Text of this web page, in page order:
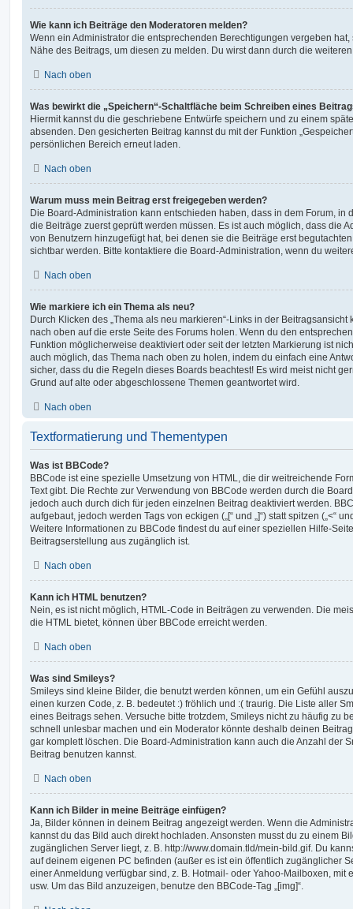
Wie kann ich Beiträge den Moderatoren melden?
Wenn ein Administrator die entsprechenden Berechtigungen vergeben
Nähe des Beitrags, um diesen zu melden. Du wirst dann durch die
Nach oben
Was bewirkt die „Speichern“-Schaltfläche beim Schreiben eines
Hiermit kannst du die geschriebene Entwürfe speichern und zu einem
absenden. Den gesicherten Beitrag kannst du mit der Funktion
persönlichen Bereich erneut laden.
Nach oben
Warum muss mein Beitrag erst freigegeben werden?
Die Board-Administration kann entschieden haben, dass in dem Forum, in
die Beiträge zuerst geprüft werden müssen. Es ist auch möglich, dass die
von Benutzern hinzugefügt hat, bei denen sie die Beiträge erst
sichtbar werden. Bitte kontaktiere die Board-Administration, wenn du
Nach oben
Wie markiere ich ein Thema als neu?
Durch Klicken des „Thema als neu markieren“-Links in der
nach oben auf die erste Seite des Forums holen. Wenn du den
Funktion möglicherweise deaktiviert oder seit der letzten Markierung ist
auch möglich, das Thema nach oben zu holen, indem du einfach eine
sicher, dass du die Regeln dieses Boards beachtest! Es wird meist nicht
Grund auf alte oder abgeschlossene Themen geantwortet wird.
Nach oben
Textformatierung und Thementypen
Was ist BBCode?
BBCode ist eine spezielle Umsetzung von HTML, die dir weitreichende
Text gibt. Die Rechte zur Verwendung von BBCode werden durch die
jedoch auch durch dich für jeden einzelnen Beitrag deaktiviert werden.
aufgebaut, jedoch werden Tags von eckigen („[“ und „]“) statt spitzen („<“
Weitere Informationen zu BBCode findest du auf einer speziellen Hilfe-
Beitragserstellung aus zugänglich ist.
Nach oben
Kann ich HTML benutzen?
Nein, es ist nicht möglich, HTML-Code in Beiträgen zu verwenden. Die
die HTML bietet, können über BBCode erreicht werden.
Nach oben
Was sind Smileys?
Smileys sind kleine Bilder, die benutzt werden können, um ein Gefühl
einen kurzen Code, z. B. bedeutet :) fröhlich und :( traurig. Die Liste aller
eines Beitrags sehen. Versuche bitte trotzdem, Smileys nicht zu häufig zu
schnell unlesbar machen und ein Moderator könnte deshalb deinen
gar komplett löschen. Die Board-Administration kann auch die Anzahl der
Beitrag benutzen kannst.
Nach oben
Kann ich Bilder in meine Beiträge einfügen?
Ja, Bilder können in deinem Beitrag angezeigt werden. Wenn die
kannst du das Bild auch direkt hochladen. Ansonsten musst du zu einem
zugänglichen Server liegt, z. B. http://www.domain.tld/mein-bild.gif. Du
auf deinem eigenen PC befinden (außer es ist ein öffentlich zugänglicher
einer Anmeldung verfügbar sind, z. B. Hotmail- oder Yahoo-Mailboxen, mit
usw. Um das Bild anzuzeigen, benutze den BBCode-Tag „[img]“.